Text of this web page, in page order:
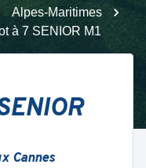
Alpes-Maritimes
à 7 SENIOR M1
Cannes